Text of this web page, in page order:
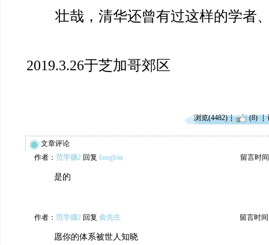
壮哉，清华还曾有过这样的学者
2019.3.26于芝加哥郊区
浏览(4482) (8)
文章评论
作者： 范学德2 回复 fangbin 留言时
是的
作者： 范学德2 回复 俞先生 留言时间
愿你的体系被世人知晓